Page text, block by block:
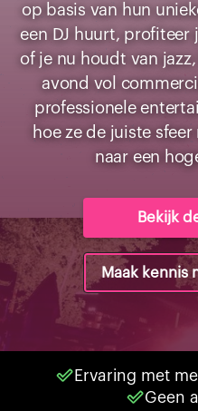
op basis van hun
een DJ huurt, profiteer
of je nu houdt van
avond vol
professionele
hoe ze de juiste
naar een
Bekijk
Maak kennis
Ervaring met
Geen